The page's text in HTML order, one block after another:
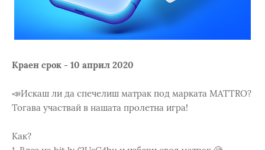
Краен срок - 10 април 2020
📣Искаш ли да спечелиш матрак под марката MATTRO?
Тогава участвай в нашата пролетна игра!
Как?